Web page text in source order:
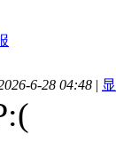
6-28 04:48 |